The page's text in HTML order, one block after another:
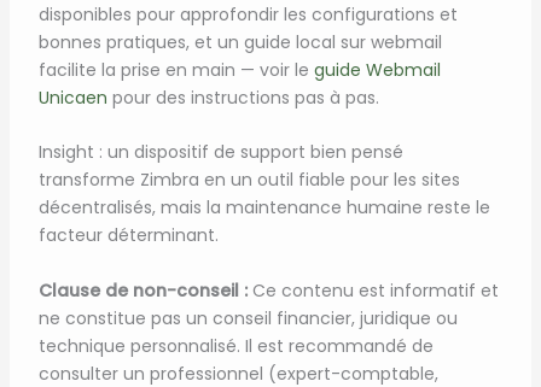
disponibles pour approfondir les configurations et
bonnes pratiques, et un guide local sur webmail
facilite la prise en main — voir le guide Webmail
Unicaen pour des instructions pas à pas.
Insight : un dispositif de support bien pensé
transforme Zimbra en un outil fiable pour les sites
décentralisés, mais la maintenance humaine reste le
facteur déterminant.
Clause de non-conseil :Ce contenu est informatif et
ne constitue pas un conseil financier, juridique ou
technique personnalisé. Il est recommandé de
consulter un professionnel (expert-comptable,